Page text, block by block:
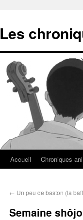
Les
Accueil Chroniques
← Un peu de baston (la
Semaine